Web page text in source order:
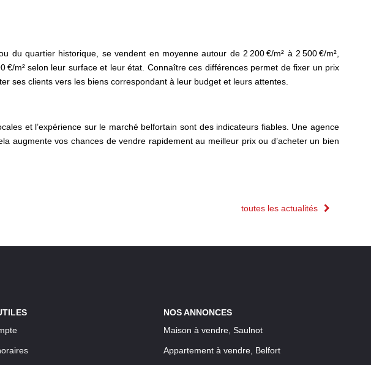
quartier historique, se vendent en moyenne autour de 2 200 €/m² à 2 500 €/m²,
m² selon leur surface et leur état. Connaître ces différences permet de fixer un prix
ses clients vers les biens correspondant à leur budget et leurs attentes.
et l’expérience sur le marché belfortain sont des indicateurs fiables. Une agence
augmente vos chances de vendre rapidement au meilleur prix ou d’acheter un bien
toutes les actualités
NOS ANNONCES
Maison à vendre, Saulnot
Appartement à vendre, Belfort